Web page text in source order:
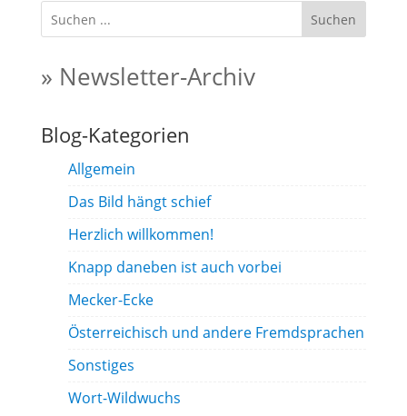
Suchen
» Newsletter-Archiv
Blog-Kategorien
Allgemein
Das Bild hängt schief
Herzlich willkommen!
Knapp daneben ist auch vorbei
Mecker-Ecke
Österreichisch und andere Fremdsprachen
Sonstiges
Wort-Wildwuchs